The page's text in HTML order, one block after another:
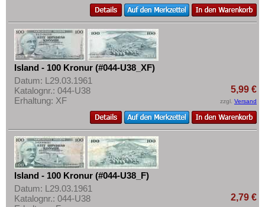
San Marino
Schottland
Schweden
Schweiz
Serbien
Slowenien
Spanien
Spitzbergen
Tatarstan
Widerrufsbelehrung
Liefer- und Versandkosten
AGB
Impressum
Island - 100 Kronur (#044-U38_XF)
Datum: L29.03.1961
Katalognr.: 044-U38
Erhaltung: XF
5,99 €
zzgl. Versand
Island - 100 Kronur (#044-U38_F)
Datum: L29.03.1961
Katalognr.: 044-U38
2,79 €